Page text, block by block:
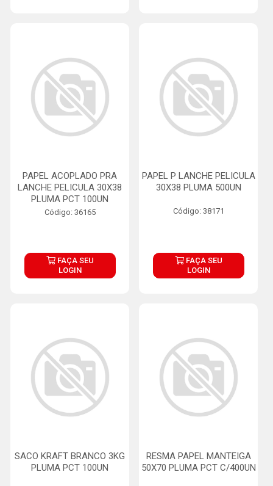
PAPEL ACOPLADO PRA
LANCHE PELICULA 30X38
PLUMA PCT 100UN
Código: 36165
FAÇA SEU
LOGIN
PAPEL P LANCHE PELICULA
30X38 PLUMA 500UN
Código: 38171
FAÇA SEU
LOGIN
SACO KRAFT BRANCO 3KG
PLUMA PCT 100UN
RESMA PAPEL MANTEIGA
50X70 PLUMA PCT C/400UN